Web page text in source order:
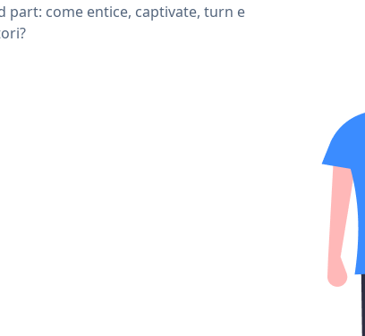
part: come entice, captivate, turn e